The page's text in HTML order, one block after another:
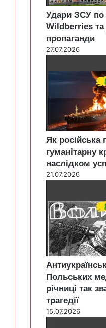
Удари ЗСУ по
Wildberries та
пропаганди
27.07.2026
Як російська
гуманітарну
наслідком
21.07.2026
Польських
річниці так
трагедії
15.07.2026